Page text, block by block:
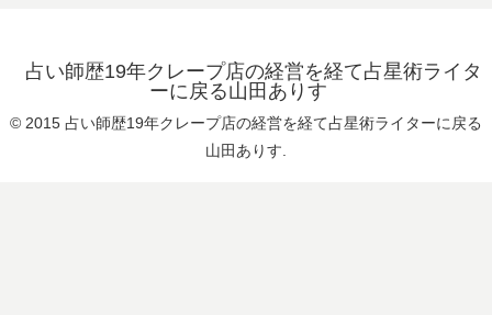
占い師歴19年クレープ店の経営を経て占星術ライタ
ーに戻る山田ありす
© 2015 占い師歴19年クレープ店の経営を経て占星術ライターに戻る
山田ありす.